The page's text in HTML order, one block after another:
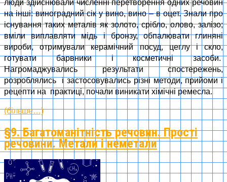
люди здійснювали численні перетворення одних речовин
на інші: виноградний сік у вино, вино – в оцет. Знали про
існування таких металів як золото, срібло, олово, залізо;
вміли виплавляти мідь і бронзу, обпалювати глиняні
вироби, отримували керамічний посуд, цеглу і скло,
готувати барвники і косметичні засоби.
Нагромаджувались результати спостережень,
розроблялись і застосовувались різні методи, прийоми і
рецепти на практиці, почали виникати хімічні ремесла.
(більше…)
§9. Багатоманітність речовин. Прості
речовини. Метали і неметали